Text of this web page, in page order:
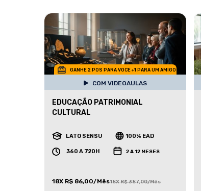
GANHE 2 POS PARA VOCE +1 PARA UM AMIGO
COM VIDEOAULAS
EDUCAÇÃO PATRIMONIAL
CULTURAL
LATO SENSU 100% EAD
360 A 720H 2 A 12 MESES
18X R$ 86,00/Mês18X R$ 387,00/Mês